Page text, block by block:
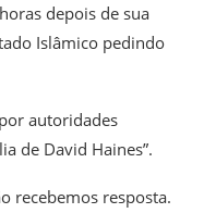
depois de sua
Islâmico pedindo
autoridades
de David Haines”.
recebemos resposta.